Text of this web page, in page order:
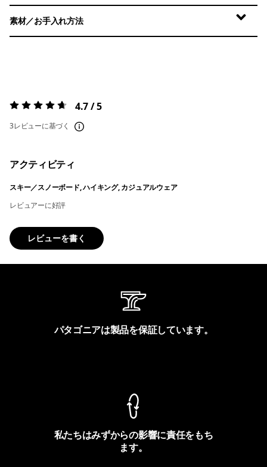
素材／お手入れ方法
評価:4.7 / 5 4.7 / 5
3レビューに基づく
アクティビティ
スキー／スノーボード, ハイキング, カジュアルウェア
レビュアーに好評
レビューを書く
パタゴニアは製品を保証しています。
私たちはみずからの影響に責任をもち
ます。